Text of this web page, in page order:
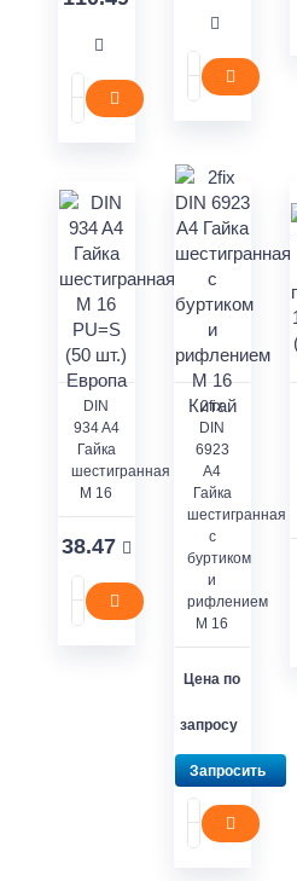
DIN
934 A4
Гайка
шестигранная
M 16
38.47
2fix
DIN
6923
A4
Гайка
шестигранная
с
буртиком
и
рифлением
M 16
Цена по
запросу
Запросить